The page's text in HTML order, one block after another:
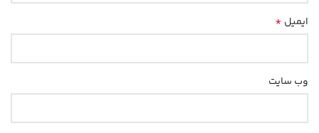
ایمیل *
وب‌ سایت